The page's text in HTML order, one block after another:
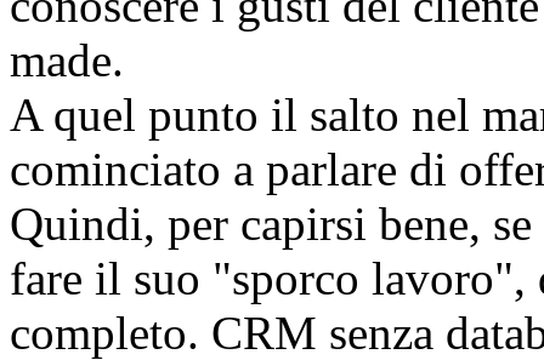
made.
A quel punto il salto nel
cominciato a parlare di
Quindi, per capirsi bene,
fare il suo "sporco lavoro",
completo. CRM senza